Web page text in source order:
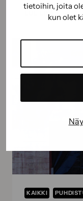
tietoihin, joita
kun olet
LUE LISÄÄ TALON
OIKEA
KAIKKI